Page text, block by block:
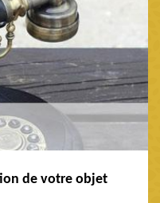
de votre objet